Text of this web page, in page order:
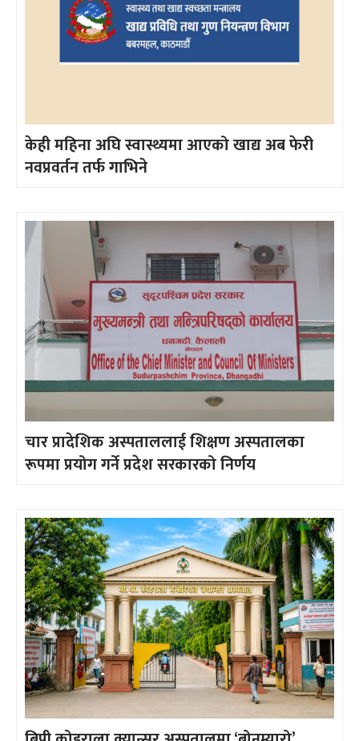
केही महिना अघि स्वास्थ्यमा आएको खाद्य अब फेरी
नवप्रवर्तन तर्फ गाभिने
चार प्रादेशिक अस्पताललाई शिक्षण अस्पतालका
रूपमा प्रयोग गर्ने प्रदेश सरकारको निर्णय